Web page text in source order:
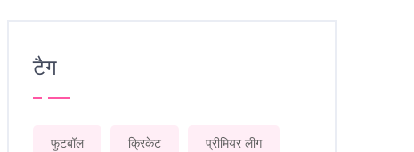
टैग
फुटबॉल क्रिकेट प्रीमियर लीग